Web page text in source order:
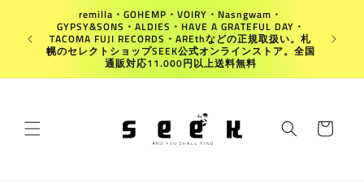
directamente
al contenido
remilla・GOHEMP・VOIRY・Nasngwam・
GYPSY&SONS・ALDIES・HAVE A GRATEFUL DAY・
TACOMA FUJI RECORDS・AREthなどの正規取扱い。札
幌のセレクトショップSEEK公式オンラインストア。全国
通販対応11.000円以上送料無料
Carrito